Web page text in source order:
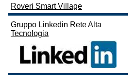
Roveri Smart Village
Gruppo Linkedin Rete Alta
Tecnologia